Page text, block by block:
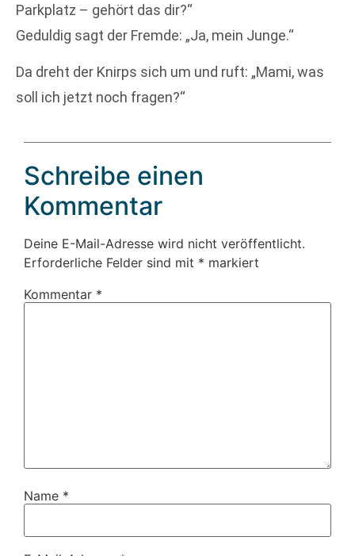
Parkplatz – gehört das dir?“
Geduldig sagt der Fremde: „Ja, mein Junge.“
Da dreht der Knirps sich um und ruft: „Mami, was
soll ich jetzt noch fragen?“
Schreibe einen
Kommentar
Deine E-Mail-Adresse wird nicht veröffentlicht.
Erforderliche Felder sind mit * markiert
Kommentar *
Name *